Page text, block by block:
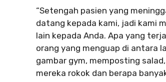
“Setengah pasien yang
datang kepada kami, jadi kami
lain kepada Anda. Apa yang
orang yang menguap di antara
gambar gym, memposting
mereka rokok dan berapa